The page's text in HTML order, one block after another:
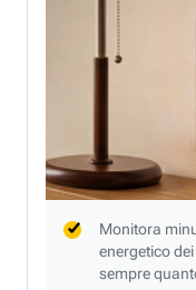
Monitora
energetico
sempre